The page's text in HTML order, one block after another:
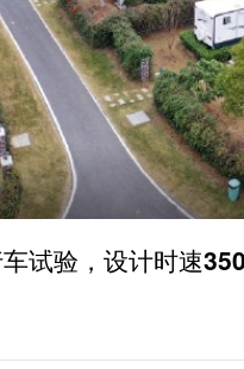
试验，设计时速